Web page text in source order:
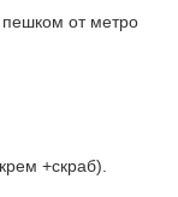
от метро
+скраб).